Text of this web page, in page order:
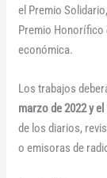
el Premio
Premio Honorífico
económica.
Los trabajos
marzo de 2022 y
de los diarios,
o emisoras de